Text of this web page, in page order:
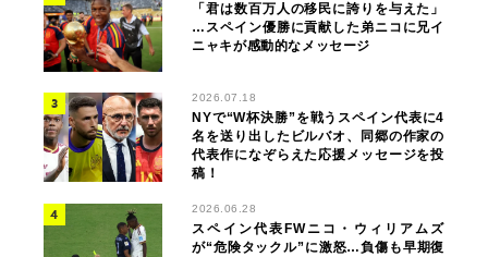
「君は数百万人の移民に誇りを与えた」
…スペイン優勝に貢献した弟ニコに兄イ
ニャキが感動的なメッセージ
2026.07.18
NYで“W杯決勝”を戦うスペイン代表に4
名を送り出したビルバオ、同郷の作家の
代表作になぞらえた応援メッセージを投
稿！
2026.06.28
スペイン代表FWニコ・ウィリアムズ
が“危険タックル”に激怒…負傷も早期復